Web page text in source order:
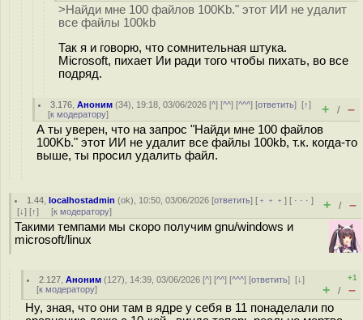
>Найди мне 100 файлов 100Kb." этот ИИ не удалит
все файлы 100kb
Так я и говорю, что сомнительная штука.
Microsoft, пихает Ии ради того чтобы пихать, во все
подряд.
3.176 ,Аноним (34), 19:18, 03/06/2026 [^] [^^] [^^^] [ответить][↑]
[к модератору] + / –
А ты уверен, что на запрос "Найди мне 100 файлов
100Kb." этот ИИ не удалит все файлы 100kb, т.к. когда-то
выше, ты просил удалить файл.
1.44 ,localhostadmin (ok), 10:50, 03/06/2026 [ответить] [ ﹢﹢﹢] [ · · ·]
[↓] [↑] [к модератору] + / –
Такими темпами мы скоро получим gnu/windows и
microsoft/linux
2.127 ,Аноним (127), 14:39, 03/06/2026 [^] [^^] [^^^] [ответить][↓]
[к модератору]
+1
+ / –
Ну, зная, что они там в ядре у себя в 11 понаделали по